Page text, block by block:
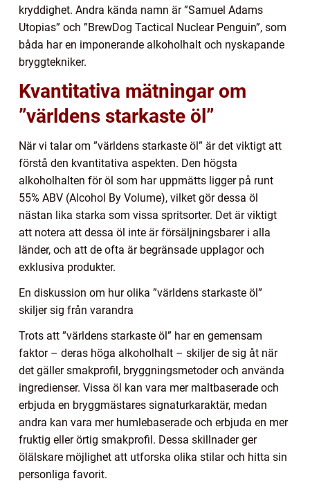
kryddighet. Andra kända namn är ”Samuel Adams
Utopias” och ”BrewDog Tactical Nuclear Penguin”, som
båda har en imponerande alkoholhalt och nyskapande
bryggtekniker.
Kvantitativa mätningar om
”världens starkaste öl”
När vi talar om ”världens starkaste öl” är det viktigt att
förstå den kvantitativa aspekten. Den högsta
alkoholhalten för öl som har uppmätts ligger på runt
55% ABV (Alcohol By Volume), vilket gör dessa öl
nästan lika starka som vissa spritsorter. Det är viktigt
att notera att dessa öl inte är försäljningsbarer i alla
länder, och att de ofta är begränsade upplagor och
exklusiva produkter.
En diskussion om hur olika ”världens starkaste öl”
skiljer sig från varandra
Trots att ”världens starkaste öl” har en gemensam
faktor – deras höga alkoholhalt – skiljer de sig åt när
det gäller smakprofil, bryggningsmetoder och använda
ingredienser. Vissa öl kan vara mer maltbaserade och
erbjuda en bryggmästares signaturkaraktär, medan
andra kan vara mer humlebaserade och erbjuda en mer
fruktig eller örtig smakprofil. Dessa skillnader ger
ölälskare möjlighet att utforska olika stilar och hitta sin
personliga favorit.